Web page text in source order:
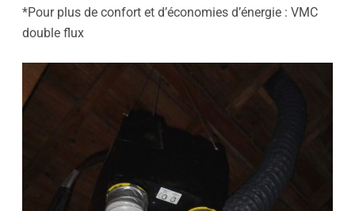
*Pour plus de confort et d’économies d’énergie : VMC
double flux